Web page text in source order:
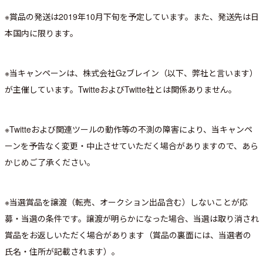
※賞品の発送は2019年10月下旬を予定しています。また、発送先は日
本国内に限ります。
※当キャンペーンは、株式会社Gzブレイン（以下、弊社と言います）
が主催しています。TwitteおよびTwitte社とは関係ありません。
※Twitteおよび関連ツールの動作等の不測の障害により、当キャンペ
ーンを予告なく変更・中止させていただく場合がありますので、あら
かじめご了承ください。
※当選賞品を譲渡（転売、オークション出品含む）しないことが応
募・当選の条件です。譲渡が明らかになった場合、当選は取り消され
賞品をお返しいただく場合があります（賞品の裏面には、当選者の
氏名・住所が記載されます）。